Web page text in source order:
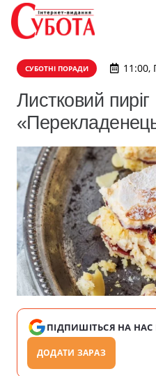
СУБОТНІ ПОРАДИ 11:00,
Листковий пиріг
ПІДПИШІТЬСЯ НА НАС
ДОДАТИ ЗАРАЗ